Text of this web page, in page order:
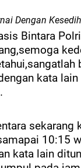
Dengan
Bintara
kata
sekarang
10:15
kata lain